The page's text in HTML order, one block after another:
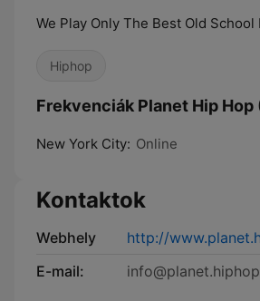
We Play Only The Best Old School
Hiphop
Frekvenciák Planet Hip Hop
New York City: Online
Kontaktok
Webhely
http://
E-mail:
info@planet.hiphop